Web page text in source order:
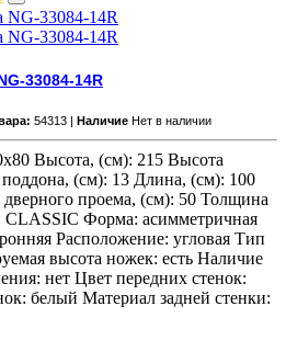
33084-14R
54313 | Наличие Нет в наличии
Высота, (см): 215 Высота
(см): 13 Длина, (см): 100
проема, (см): 50 Толщина
CLASSIC Форма: асимметричная
Расположение: угловая Тип
высота ножек: есть Наличие
нет Цвет передних стенок:
белый Материал задней стенки: